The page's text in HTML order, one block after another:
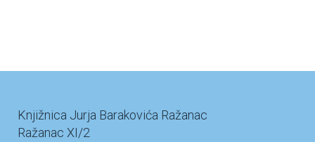
Knjižnica Jurja Barakovića Ražanac
Ražanac XI/2